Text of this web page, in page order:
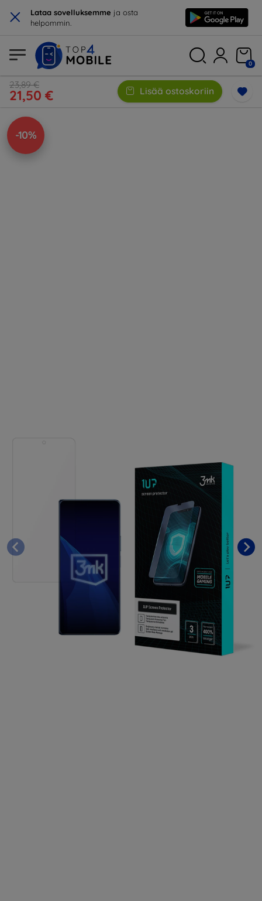
× Lataa sovelluksemme ja osta
helpommin.
0
23,89 €
21,50 € Lisää ostoskoriin
-10%